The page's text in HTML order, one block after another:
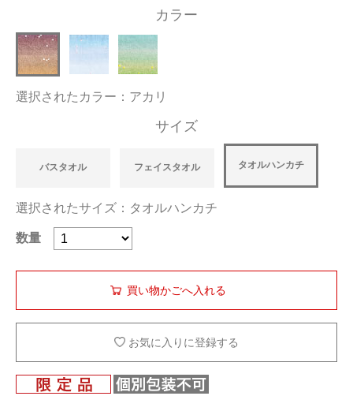
大量購入・法人向けの購入の方は
お問い合わせ
カラー
選択されたカラー：アカリ
サイズ
バスタオル フェイスタオル タオルハンカチ
選択されたサイズ：タオルハンカチ
数量
お気に入りに登録する